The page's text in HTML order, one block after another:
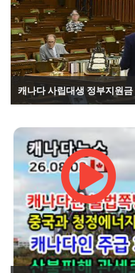
캐나다 사립대생 정부지원금